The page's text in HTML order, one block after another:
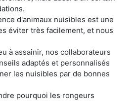
d'animaux nuisibles est une
éviter très facilement, et nous
à assainir, nos collaborateurs
adaptés et personnalisés
les nuisibles par de bonnes
pourquoi les rongeurs